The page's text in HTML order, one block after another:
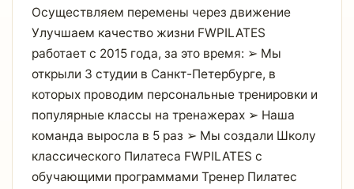
Осуществляем перемены через движение
Улучшаем качество жизни FWPILATES
работает с 2015 года, за это время: ➢ Мы
открыли 3 студии в Санкт-Петербурге, в
которых проводим персональные тренировки и
популярные классы на тренажерах ➢ Наша
команда выросла в 5 раз ➢ Мы создали Школу
классического Пилатеса FWPILATES с
обучающими программами Тренер Пилатес